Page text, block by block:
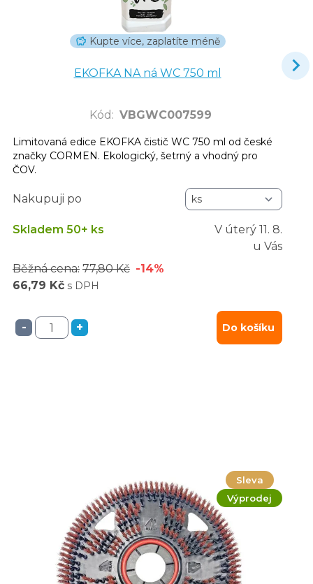
Kupte více, zaplatíte méně
EKOFKA NA ná WC 750 ml
Kód : VBGWC007599
Limitovaná edice EKOFKA čistič WC 750 ml od české
značky CORMEN. Ekologický, šetrný a vhodný pro
ČOV.
Nakupuji po
Skladem 50+ ks V úterý 11. 8.
u Vás
Běžná cena: 77,80 Kč -14%
66,79 Kč s DPH
- + Do košíku
Sleva
Výprodej